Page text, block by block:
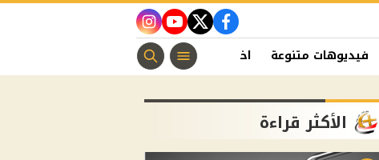
facebook
twitter
youtube
instagram
فيديوهات متنوعة اخبار الفن منوعات مسيحية
الأكثر قراءة